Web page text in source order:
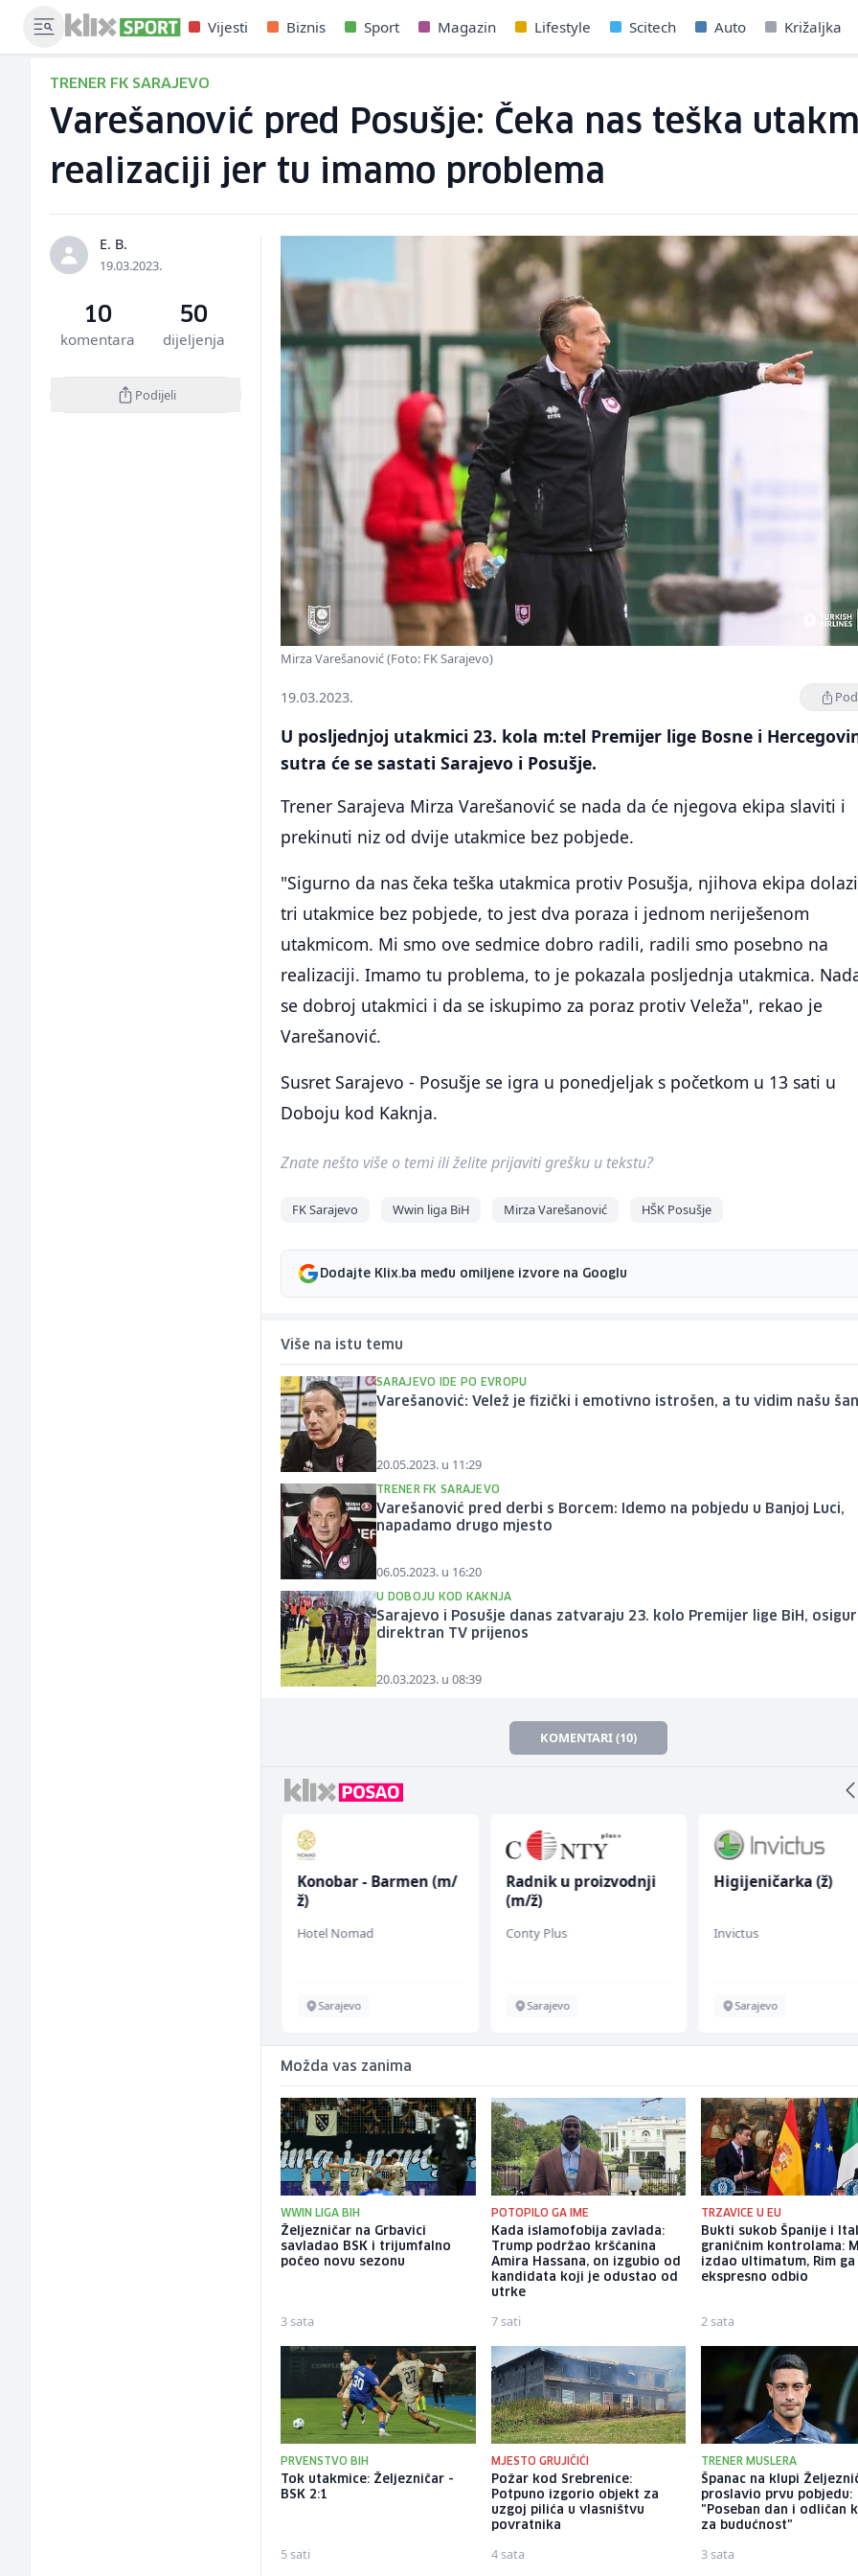
Vijesti Biznis Sport Magazin Lifestyle Scitech Auto Križaljka
TRENER FK SARAJEVO
Varešanović pred Posušje: Čeka nas teška
realizaciji jer tu imamo problema
E. B.
19.03.2023.
10
komentara
50
dijeljenja
Podijeli
Mirza Varešanović (Foto: FK Sarajevo)
19.03.2023.
U posljednjoj utakmici 23. kola m:tel Premijer lige Bosne i
sutra će se sastati Sarajevo i Posušje.
Trener Sarajeva Mirza Varešanović se nada da će njegova ekipa slaviti i
prekinuti niz od dvije utakmice bez pobjede.
"Sigurno da nas čeka teška utakmica protiv Posušja, njihova ekipa
tri utakmice bez pobjede, to jest dva poraza i jednom neriješenom
utakmicom. Mi smo ove sedmice dobro radili, radili smo posebno na
realizaciji. Imamo tu problema, to je pokazala posljednja utakmica.
se dobroj utakmici i da se iskupimo za poraz protiv Veleža", rekao je
Varešanović.
Susret Sarajevo - Posušje se igra u ponedjeljak s početkom u 13 sati u
Doboju kod Kaknja.
Znate nešto više o temi ili želite prijaviti grešku u tekstu?
FK Sarajevo Wwin liga BiH Mirza Varešanović HŠK Posušje
Dodajte Klix.ba među omiljene izvore na Googlu
Više na istu temu
SARAJEVO IDE PO EVROPU
Varešanović: Velež je fizički i emotivno istrošen, a tu vidim našu
20.05.2023. u 11:29
TRENER FK SARAJEVO
Varešanović pred derbi s Borcem: Idemo na pobjedu u Banjoj Luci,
napadamo drugo mjesto
06.05.2023. u 16:20
U DOBOJU KOD KAKNJA
Sarajevo i Posušje danas zatvaraju 23. kolo Premijer lige BiH,
direktran TV prijenos
20.03.2023. u 08:39
KOMENTARI (10)
Konobar - Barmen (m/
ž)
Hotel Nomad
Sarajevo
Radnik u proizvodnji
(m/ž)
Conty Plus
Sarajevo
Higijeničarka (ž)
Invictus
Sarajevo
Možda vas zanima
WWIN LIGA BIH
Željezničar na Grbavici
savladao BSK i trijumfalno
počeo novu sezonu
3 sata
POTOPILO GA IME
Kada islamofobija zavlada:
Trump podržao kršćanina
Amira Hassana, on izgubio od
kandidata koji je odustao od
utrke
7 sati
TRZAVICE U EU
Bukti sukob Španije i
graničnim kontrolama:
izdao ultimatum, Rim ga
ekspresno odbio
2 sata
PRVENSTVO BIH
Tok utakmice: Željezničar -
BSK 2:1
5 sati
MJESTO GRUJIČIĆI
Požar kod Srebrenice:
Potpuno izgorio objekt za
uzgoj pilića u vlasništvu
povratnika
4 sata
TRENER MUSLERA
Španac na klupi
proslavio prvu pobjedu:
"Poseban dan i odličan
za budućnost"
3 sata